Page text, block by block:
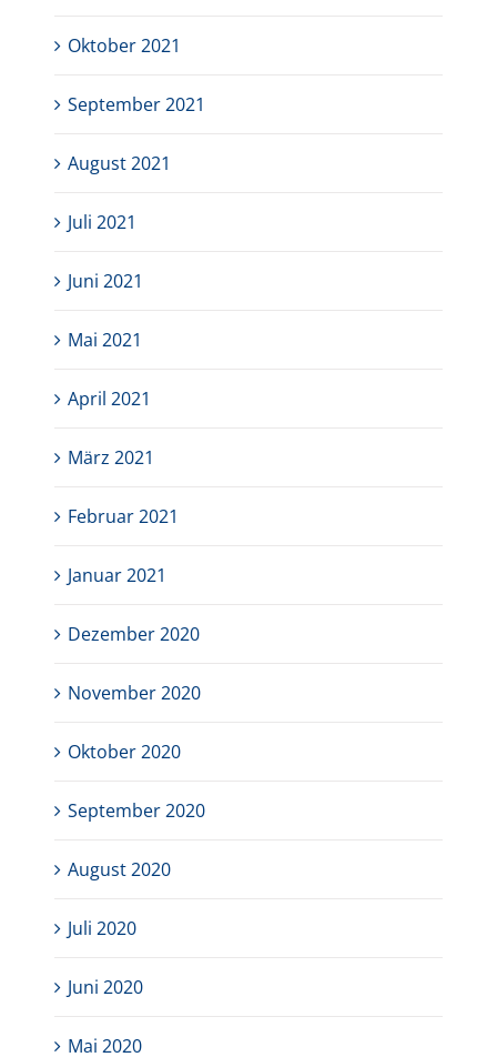
Oktober 2021
September 2021
August 2021
Juli 2021
Juni 2021
Mai 2021
April 2021
März 2021
Februar 2021
Januar 2021
Dezember 2020
November 2020
Oktober 2020
September 2020
August 2020
Juli 2020
Juni 2020
Mai 2020